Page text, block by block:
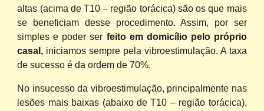
altas (acima de T10 – região torácica) são os que mais
se beneficiam desse procedimento. Assim, por ser
simples e poder ser feito em domicílio pelo próprio
casal, iniciamos sempre pela vibroestimulação. A taxa
de sucesso é da ordem de 70%.
No insucesso da vibroestimulação, principalmente nas
lesões mais baixas (abaixo de T10 – região torácica),